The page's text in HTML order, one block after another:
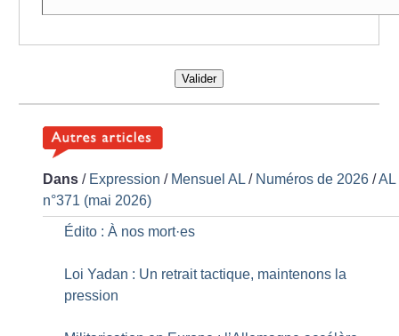
Valider
Dans / Expression / Mensuel AL/ Numéros de 2026 /AL
n°371 (mai 2026)
Édito : À nos mort·es
Loi Yadan : Un retrait tactique, maintenons la
pression